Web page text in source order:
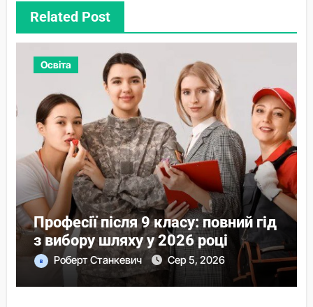
Related Post
Освіта
Професії після 9 класу: повний гід
з вибору шляху у 2026 році
Роберт Станкевич Сер 5, 2026